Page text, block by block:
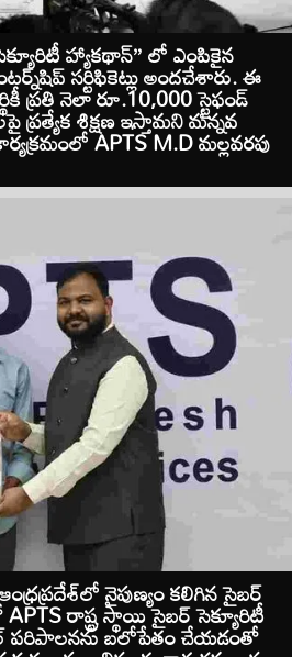
హ్యాకథాన్” లో ఎంపికైన
సర్టిఫికెట్లు అందచేశారు. ఈ
ప్రతి నెలా రూ.10,000 స్టైఫండ్
శిక్షణ ఇస్తామని మన్నవ
APTS M.D మల్లవరపు
నైపుణ్యం కలిగిన సైబర్
రాష్ట్ర స్థాయి సైబర్ సెక్యూరిటీ
పరిపాలనను బలోపేతం చేయడంతో